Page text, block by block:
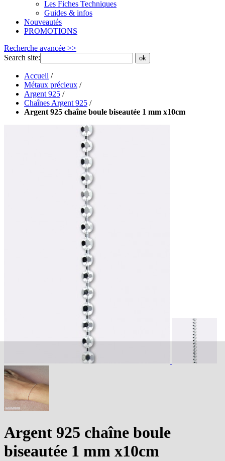
Les Fiches Techniques
Guides & infos
Nouveautés
PROMOTIONS
Recherche avancée >>
Search site:
ok
Accueil /
Métaux précieux /
Argent 925 /
Chaînes Argent 925 /
Argent 925 chaîne boule biseautée 1 mm x10cm
Argent 925 chaîne boule
biseautée 1 mm x10cm